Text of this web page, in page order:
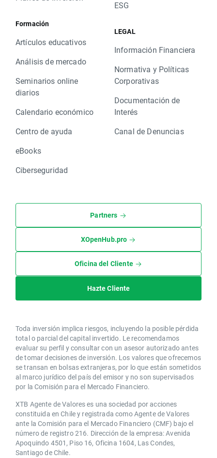
Formación
Artículos educativos
Análisis de mercado
Seminarios online
diarios
Calendario económico
Centro de ayuda
eBooks
Ciberseguridad
ESG
LEGAL
Información Financiera
Normativa y Políticas
Corporativas
Documentación de
Interés
Canal de Denuncias
Partners
XOpenHub.pro
Oficina del Cliente
Hazte Cliente
Toda inversión implica riesgos, incluyendo la posible pérdida
total o parcial del capital invertido. Le recomendamos
evaluar su perfil y consultar con un asesor autorizado antes
de tomar decisiones de inversión. Los valores que ofrecemos
se transan en bolsas extranjeras, por lo que están sometidos
al marco jurídico del país del emisor y no son supervisados
por la Comisión para el Mercado Financiero.
XTB Agente de Valores es una sociedad por acciones
constituida en Chile y registrada como Agente de Valores
ante la Comisión para el Mercado Financiero (CMF) bajo el
número de registro 216. Dirección de la empresa: Avenida
Apoquindo 4501, Piso 16, Oficina 1604, Las Condes,
Santiago de Chile.